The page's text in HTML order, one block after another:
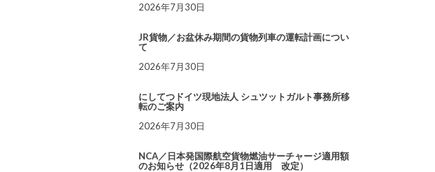
2026年7月30日
JR貨物／お盆休み期間の貨物列車の運転計画につい
て
2026年7月30日
にしてつドイツ現地法人 シュツットガルト事務所移
転のご案内
2026年7月30日
NCA／日本発国際航空貨物燃油サーチャージ適用額
のお知らせ（2026年8月1日適用 改定）